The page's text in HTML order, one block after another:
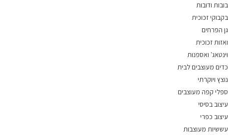
בובות ודובות
בקבוקי זכוכית
גן הפרחים
ואזות זכוכית
וינטאג' ואספנות
כדים מעוצבים לבית
נוצץ ויוקרתי
ספלי קפה מעוצבים
עיצוב בסיסי
עיצוב כפרי
עששיות מעוצבות